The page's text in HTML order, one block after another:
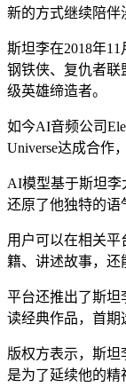
新的方式继续陪伴
斯坦李在2018年11
钢铁侠、复仇者联
级英雄缔造者。
如今AI音频公司
Universe达成合作
AI模型基于斯坦李
还原了他独特的语
用户可以在相关
籍、讲述故事，还
平台还推出了斯坦
读经典作品，首期
版权方表示，斯
是为了延续他的